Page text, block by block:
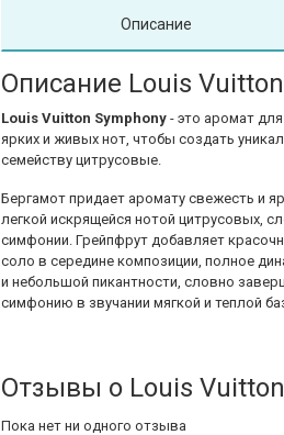
Описание
Описание Louis
Louis Vuitton Symphony - это аромат
ярких и живых нот, чтобы создать
семейству цитрусовые.
Бергамот придает аромату свежесть и
легкой искрящейся нотой цитрусовых,
симфонии. Грейпфрут добавляет
соло в середине композиции, полное
и небольшой пикантности, словно
симфонию в звучании мягкой и теплой
Отзывы о Louis
Пока нет ни одного отзыва